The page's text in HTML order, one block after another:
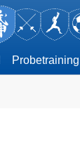
Probetraining